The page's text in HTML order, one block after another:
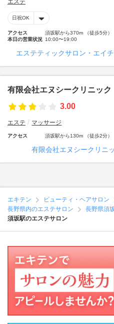
エステ
日祝OK
アクセス
須坂駅から370m （徒歩5分）
本日の営業状況 10:00〜19:00
エステティックサロン・エイ
有限会社エヌシークリニック
3.00
エステ マッサージ
アクセス 須坂駅から130m （徒歩2分）
有限会社エヌシークリニ
エキテン ビューティ・ヘアサロン
長野県内のエステサロン
長野県須
須坂駅のエステサロン